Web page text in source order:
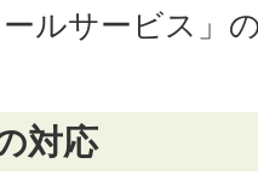
ールサービス」
対応